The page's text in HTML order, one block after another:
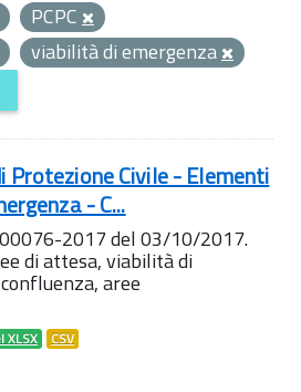
PCPC
viabilità di emergenza
Protezione Civile - Elementi
- C...
2017 del 03/10/2017.
di attesa, viabilità di
aree
XLSX CSV